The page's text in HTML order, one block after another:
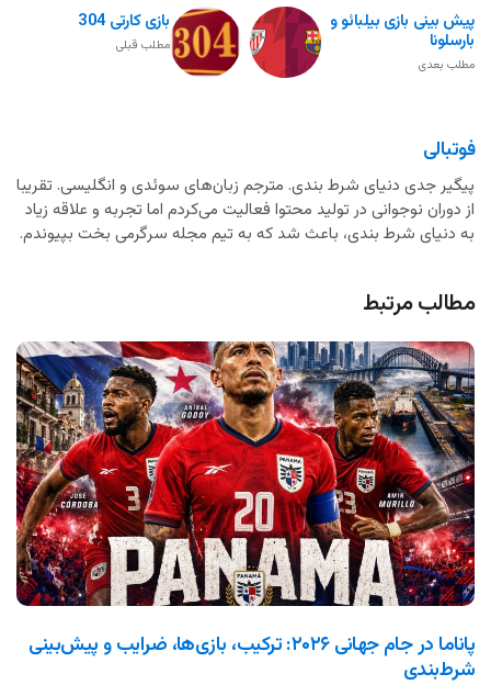
بازی کارتی 304
مطلب قبلی
پیش بینی بازی بیلبائو و
بارسلونا
مطلب بعدی
فوتبالی
پیگیر جدی دنیای شرط بندی. مترجم زبان‌های سوئدی و انگلیسی. تقریبا
از دوران نوجوانی در تولید محتوا فعالیت می‌کردم اما تجربه و علاقه زیاد
به دنیای شرط بندی، باعث شد که به تیم مجله سرگرمی بخت بپیوندم.
مطالب مرتبط
پاناما در جام جهانی ۲۰۲۶: ترکیب، بازی‌ها، ضرایب و پیش‌بینی
شرط‌بندی